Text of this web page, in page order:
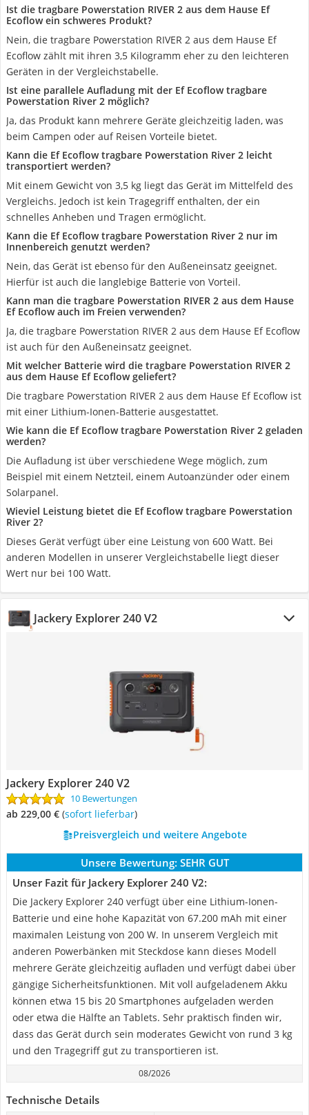
Ist die tragbare Powerstation RIVER 2 aus dem Hause Ef
Ecoflow ein schweres Produkt?
Nein, die tragbare Powerstation RIVER 2 aus dem Hause Ef
Ecoflow zählt mit ihren 3,5 Kilogramm eher zu den leichteren
Geräten in der Vergleichstabelle.
Ist eine parallele Aufladung mit der Ef Ecoflow tragbare
Powerstation River 2 möglich?
Ja, das Produkt kann mehrere Geräte gleichzeitig laden, was
beim Campen oder auf Reisen Vorteile bietet.
Kann die Ef Ecoflow tragbare Powerstation River 2 leicht
transportiert werden?
Mit einem Gewicht von 3,5 kg liegt das Gerät im Mittelfeld des
Vergleichs. Jedoch ist kein Tragegriff enthalten, der ein
schnelles Anheben und Tragen ermöglicht.
Kann die Ef Ecoflow tragbare Powerstation River 2 nur im
Innenbereich genutzt werden?
Nein, das Gerät ist ebenso für den Außeneinsatz geeignet.
Hierfür ist auch die langlebige Batterie von Vorteil.
Kann man die tragbare Powerstation RIVER 2 aus dem Hause
Ef Ecoflow auch im Freien verwenden?
Ja, die tragbare Powerstation RIVER 2 aus dem Hause Ef Ecoflow
ist auch für den Außeneinsatz geeignet.
Mit welcher Batterie wird die tragbare Powerstation RIVER 2
aus dem Hause Ef Ecoflow geliefert?
Die tragbare Powerstation RIVER 2 aus dem Hause Ef Ecoflow ist
mit einer Lithium-Ionen-Batterie ausgestattet.
Wie kann die Ef Ecoflow tragbare Powerstation River 2 geladen
werden?
Die Aufladung ist über verschiedene Wege möglich, zum
Beispiel mit einem Netzteil, einem Autoanzünder oder einem
Solarpanel.
Wieviel Leistung bietet die Ef Ecoflow tragbare Powerstation
River 2?
Dieses Gerät verfügt über eine Leistung von 600 Watt. Bei
anderen Modellen in unserer Vergleichstabelle liegt dieser
Wert nur bei 100 Watt.
Jackery Explorer 240 V2
Jackery Explorer 240 V2
10 Bewertungen
ab 229,00 € ( Sofort lieferbar)
Preisvergleich und weitere Angebote
Unsere Bewertung: SEHR GUT
Unser Fazit für Jackery Explorer 240 V2:
Die Jackery Explorer 240 verfügt über eine Lithium-Ionen-
Batterie und eine hohe Kapazität von 67.200 mAh mit einer
maximalen Leistung von 200 W. In unserem Vergleich mit
anderen Powerbänken mit Steckdose kann dieses Modell
mehrere Geräte gleichzeitig aufladen und verfügt dabei über
gängige Sicherheitsfunktionen. Mit voll aufgeladenem Akku
können etwa 15 bis 20 Smartphones aufgeladen werden
oder etwa die Hälfte an Tablets. Sehr praktisch finden wir,
dass das Gerät durch sein moderates Gewicht von rund 3 kg
und den Tragegriff gut zu transportieren ist.
08/2026
Technische Details